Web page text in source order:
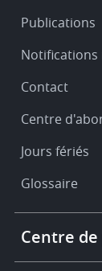
Publications
Notifications
Contact
Centre
Jours fériés
Glossaire
More
Centre